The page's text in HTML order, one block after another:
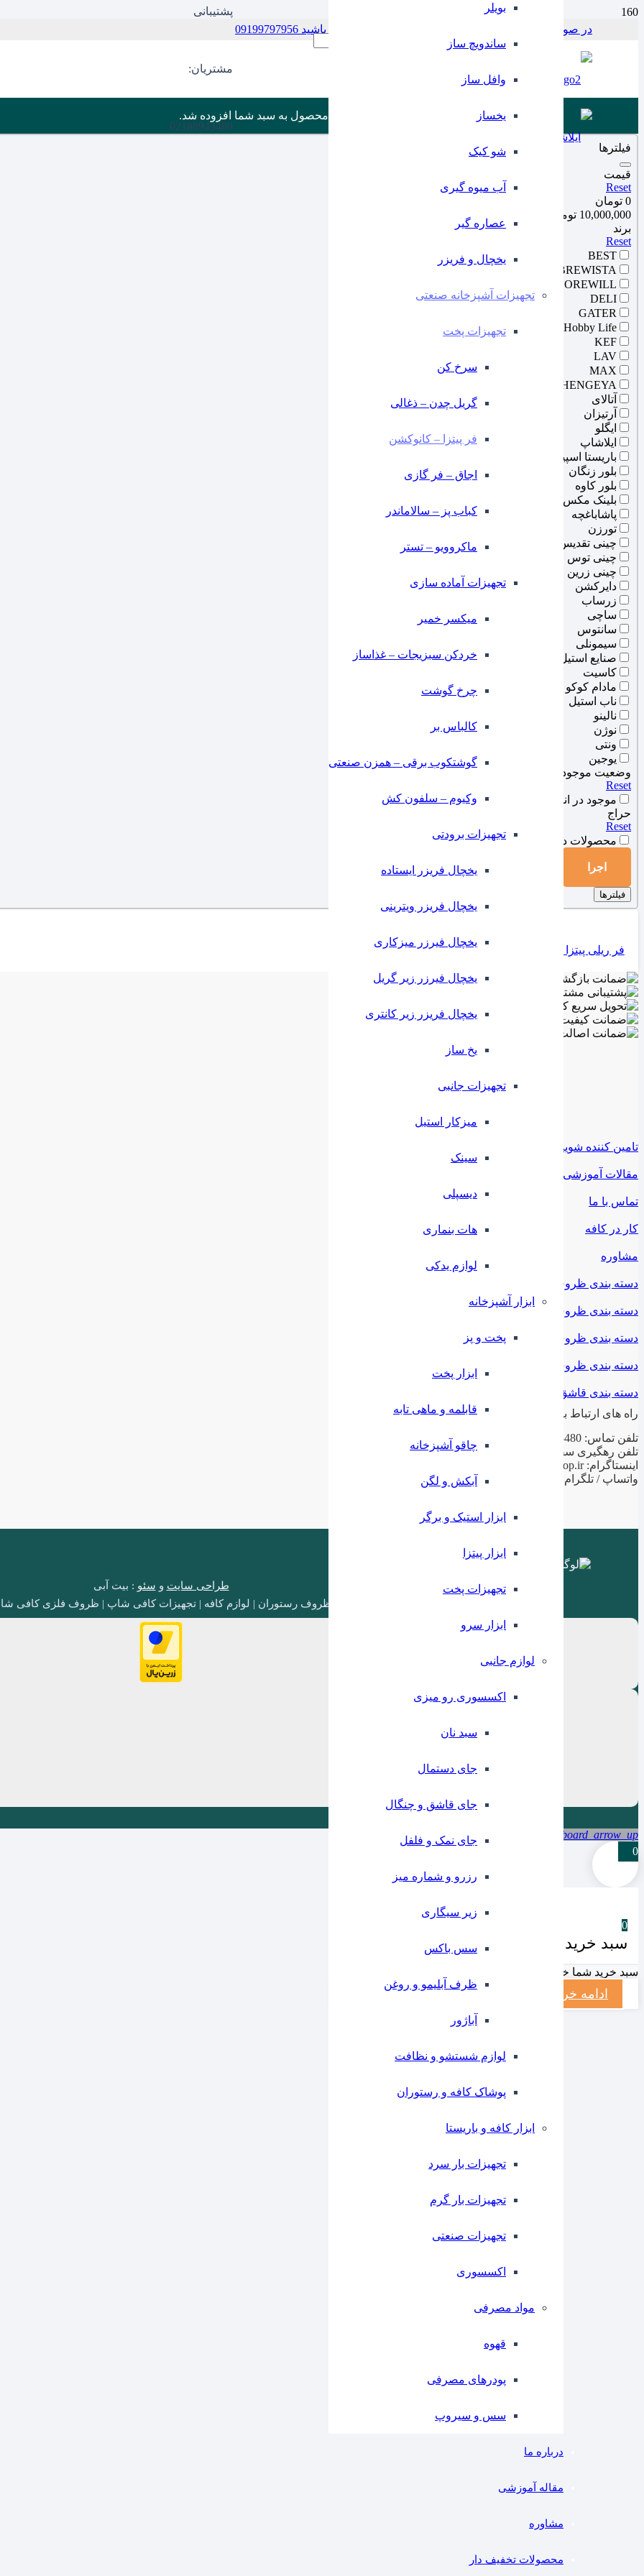
در صورت بروز مشکل در پرداخت با این شماره در ارتباط باشید 09199797956
Products search
پشتیبانی
مشتریان:
02188943480
بویلر
ساندویچ ساز
وافل ساز
یخساز
شو کیک
آب میوه گیری
عصاره گیر
یخچال و فریزر
تجهیزات آشپزخانه صنعتی
تجهیزات پخت
سرخ کن
گریل چدن – ذغالی
فر پیتزا – کانوکشن
⁠اجاق – فر گازی
کباب پز – سالاماندر
ماکروویو – تستر
تجهیزات آماده سازی
میکسر خمیر
خردکن سبزیجات – غذاساز
چرخ گوشت
کالباس بر
گوشتکوب برقی – همزن صنعتی
وکیوم – سلفون کش
تجهیزات برودتی
یخچال فریزر ایستاده
یخچال فریزر ویترینی
یخچال فیرزر میزکاری
یخچال فیرزر زیر گریل
یخچال فریزر زیر کانتری
⁠یخ ساز
تجهیزات جانبی
میزکار استیل
سینک
دیسپلی
هات بنماری
لوازم یدکی
ابزار آشپزخانه
پخت و پز
ابزار پخت
قابلمه و ماهی تابه
چاقو آشپزخانه
آبکش و لگن
ابزار استیک و برگر
ابزار پیتزا
تجهیزات پخت
ابزار سرو
لوازم جانبی
اکسسوری رو میزی
سبد نان
جای دستمال
جای قاشق و چنگال
جای نمک و فلفل
رزرو و شماره میز
زیر سیگاری
سس باکس
ظرف آبلیمو و روغن
آباژور
لوازم شستشو و نظافت
پوشاک کافه و رستوران
ابزار کافه و باریستا
تجهیزات بار سرد
تجهیزات بار گرم
تجهیزات صنعتی
اکسسوری
مواد مصرفی
قهوه
پودرهای مصرفی
سس و سیروپ
درباره ما
مقاله آموزشی
مشاوره
محصولات تخفیف دار
محصول به سبد شما افزوده شد.
فیلترها
قیمت
Reset
0 تومان
10,000,000 تومان
برند
Reset
BEST
BREWISTA
COREWILL
DELI
GATER
Hobby Life
KEF
LAV
MAX
SHENGEYA
آتالای
آرتیزان
ایگلو
ایلاشاپ
باریستا اسپیس
بلور زنگان
بلور کاوه
بلینک مکس
پاشاباغچه
تورزن
چینی تقدیس
چینی توس
چینی زرین
دایرکشن
زرساب
ساچی
سانتوس
سیمونلی
صنایع استیل
کاسیت
مادام کوکو
ناب استیل
نالینو
نوژن
ونتی
یوجین
وضعیت موجودی انبار
Reset
موجود در انبار
حراج
Reset
محصولات در فروش ویژه
اجرا
فیلترها
فر ریلی پیتزا نوژن مدل 3040NG
تامین کننده شوید
مقالات آموزشی
تماس با ما
کار در کافه
مشاوره
دسته بندی ظروف ملامین
دسته بندی ظروف استیل
دسته بندی ظروف فلزی
دسته بندی ظروف چینی
دسته بندی قاشق و چنگال
راه های ارتباط با ما
تلفن تماس: 02188943480 – 02155470813 – 02155470280
تلفن رهگیری سفارشات: 09199797956
اینستاگرام: ilashop.ir
واتساپ / تلگرام: 09199797956
طراحی سایت و سئو : بیت آبی
ظروف رستوران | لوازم کافه | تجهیزات کافی شاپ | ظروف فلزی کافی
keyboard_arrow_up
0
0
سبد خرید شما
سبد خرید شما خالیست
ادامه خرید